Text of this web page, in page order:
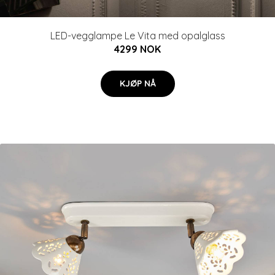
LED-vegglampe Le Vita med opalglass
4299 NOK
KJØP NÅ